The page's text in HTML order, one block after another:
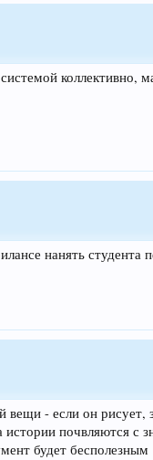
коллективно,
нанять студента
вещи - если он рисует,
почвляются с
будет бесполезным